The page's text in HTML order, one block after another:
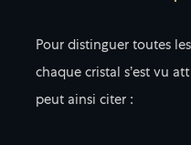
Pour distinguer toutes
chaque cristal s’est vu
peut ainsi citer :